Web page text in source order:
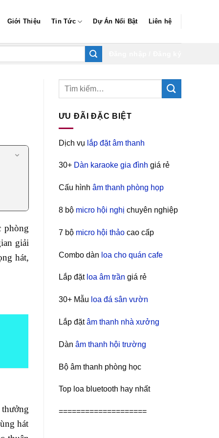
Giới Thiệu Tin Tức Dự Án Nổi Bật Liên hệ
phòng
giải
hát,
hát
ƯU ĐÃI ĐẶC BIỆT
Dịch vụ lắp đặt âm thanh
30+ Dàn karaoke gia đình giá rẻ
Cấu hình âm thanh phòng họp
8 bộ micro hội nghị chuyên nghiệp
7 bộ micro hội thảocao cấp
Combo dàn loa cho quán cafe
Lắp đặt loa âm trần giá rẻ
30+ Mẫu loa đá sân vườn
Lắp đặtâm thanh nhà xưởng
Dàn âm thanh hội trường
Bộ âm thanh phòng học
Top loa bluetooth hay nhất
====================